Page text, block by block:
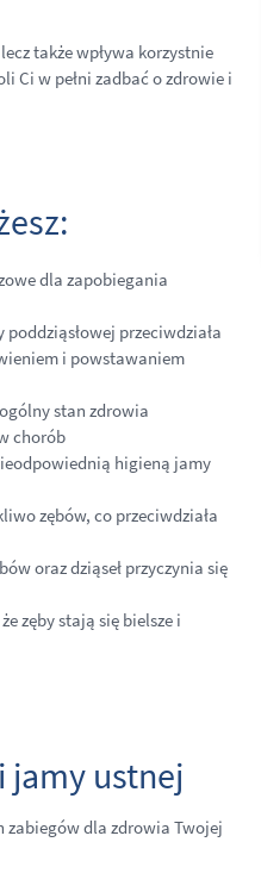
także wpływa korzystnie
Ci w pełni zadbać o zdrowie i
dla zapobiegania
przeciwdziała
i powstawaniem
stan zdrowia
chorób
higieną jamy
zębów, co przeciwdziała
oraz dziąseł przyczynia się
zęby stają się bielsze i
jamy ustnej
zabiegów dla zdrowia Twojej